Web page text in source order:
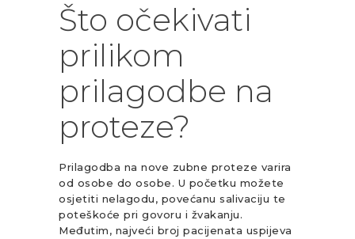
Što očekivati
prilikom
prilagodbe na
proteze?
Prilagodba na nove zubne proteze varira
od osobe do osobe. U početku možete
osjetiti nelagodu, povećanu salivaciju te
poteškoće pri govoru i žvakanju.
Međutim, najveći broj pacijenata uspijeva